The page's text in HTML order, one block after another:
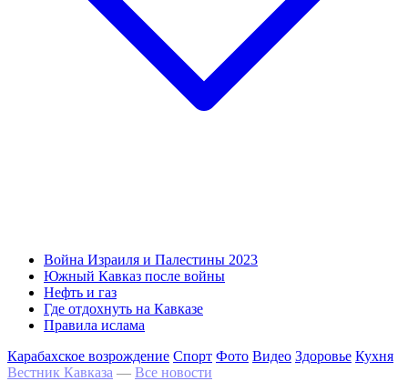
Война Израиля и Палестины 2023
Южный Кавказ после войны
Нефть и газ
Где отдохнуть на Кавказе
Правила ислама
Карабахское возрождение Спорт Фото Видео Здоровье Кухня
Вестник Кавказа — Все новости